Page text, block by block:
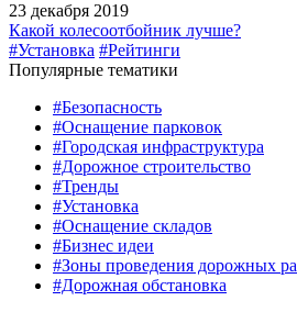
23 декабря 2019
Какой колесоотбойник лучше?
#Установка #Рейтинги
Популярные тематики
#Безопасность
#Оснащение парковок
#Городская инфраструктура
#Дорожное строительство
#Тренды
#Установка
#Оснащение складов
#Бизнес идеи
#Зоны проведения дорожных
#Дорожная обстановка